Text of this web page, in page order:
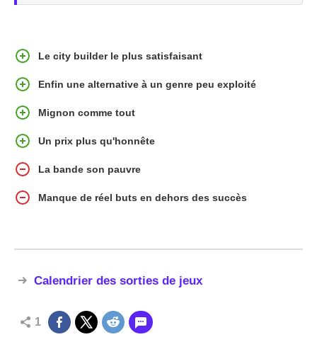
Le city builder le plus satisfaisant
Enfin une alternative à un genre peu exploité
Mignon comme tout
Un prix plus qu'honnête
La bande son pauvre
Manque de réel buts en dehors des succès
Calendrier des sorties de jeux
1